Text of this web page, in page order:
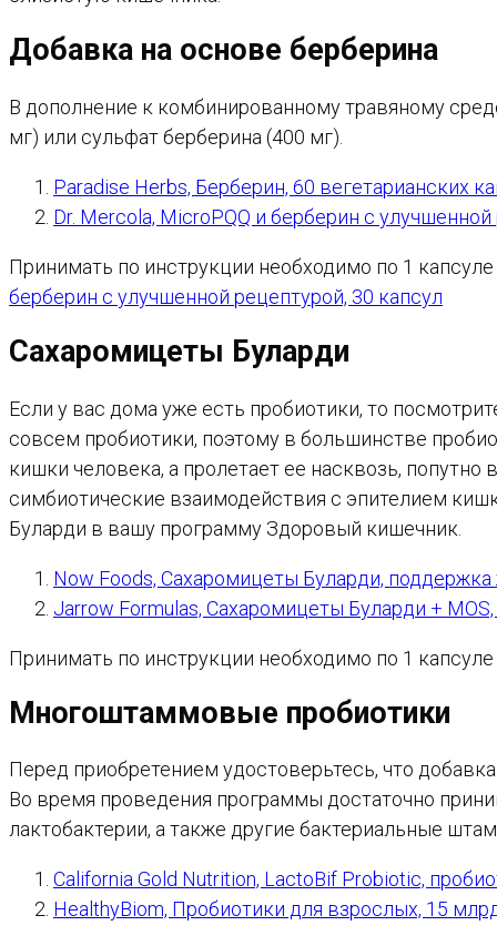
Добавка на основе берберина
В дополнение к комбинированному травяному
мг) или сульфат берберина (400 мг).
Paradise Herbs, Берберин, 60 вегетарианских
Dr. Mercola, MicroPQQ и берберин с
Принимать по инструкции необходимо по 1
берберин с улучшенной рецептурой, 30 капсул
Сахаромицеты Буларди
Если у вас дома уже есть пробиотики, то
совсем пробиотики, поэтому в большинстве
кишки человека, а пролетает ее насквозь,
симбиотические взаимодействия с эпителием
Буларди в вашу программу Здоровый кишечник.
Now Foods, Сахаромицеты Буларди,
Jarrow Formulas, Сахаромицеты Буларди +
Принимать по инструкции необходимо по 1
Многоштаммовые пробиотики
Перед приобретением удостоверьтесь, что
Во время проведения программы достаточно
лактобактерии, а также другие бактериальные
California Gold Nutrition, LactoBif Probiotic,
HealthyBiom, Пробиотики для взрослых, 15